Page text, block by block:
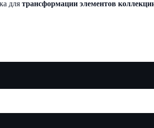
для трансформации элементов